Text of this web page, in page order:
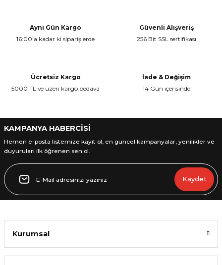
Ürün resmi kalitesiz, bozuk veya görüntülenemiyor.
Gönder
Aynı Gün Kargo
16:00’a kadar ki siparişlerde
Güvenli Alışveriş
256 Bit SSL sertifikası
Ücretsiz Kargo
5000 TL ve üzeri kargo bedava
İade & Değişim
14 Gün içerisinde
KAMPANYA HABERCİSİ
Hemen e-posta listemize kayıt ol, en güncel kampanyalar, yenilikler ve
duyuruları ilk öğrenen sen ol.
Kaydet
Kurumsal